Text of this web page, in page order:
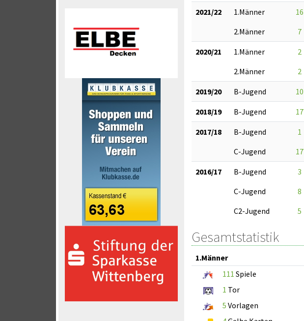
2021/22 1.Männer 16
2.Männer
7
2020/21 1.Männer 2
2.Männer
2
2019/20 B-Jugend 10
2018/19 B-Jugend 17
2017/18 B-Jugend 1
C-Jugend
17
2016/17 B-Jugend 3
C-Jugend
8
C2-Jugend
5
Gesamtstatistik
1.Männer
111 Spiele
1 Tor
5 Vorlagen